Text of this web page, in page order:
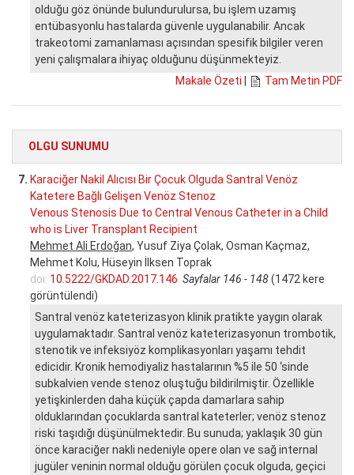
olduğu göz önünde bulundurulursa, bu işlem uzamış
entübasyonlu hastalarda güvenle uygulanabilir. Ancak
trakeotomi zamanlaması açısından spesifik bilgiler veren
yeni çalışmalara ihiyaç olduğunu düşünmekteyiz.
Makale Özeti | Tam Metin PDF
OLGU SUNUMU
7. Karaciğer Nakil Alıcısı Bir Çocuk Olguda Santral Venöz
Katetere Bağlı Gelişen Venöz Stenoz
Venous Stenosis Due to Central Venous Catheter in a Child
who is Liver Transplant Recipient
Mehmet Ali Erdoğan, Yusuf Ziya Çolak, Osman Kaçmaz,
Mehmet Kolu, Hüseyin İlksen Toprak
doi: 10.5222/GKDAD.2017.146 Sayfalar 146 - 148(1472 kere
görüntülendi)
Santral venöz kateterizasyon klinik pratikte yaygın olarak
uygulamaktadır. Santral venöz kateterizasyonun trombotik,
stenotik ve infeksiyöz komplikasyonları yaşamı tehdit
edicidir. Kronik hemodiyaliz hastalarının %5 ile 50 ‘sinde
subkalvien vende stenoz oluştuğu bildirilmiştir. Özellikle
yetişkinlerden daha küçük çapda damarlara sahip
olduklarından çocuklarda santral kateterler; venöz stenoz
riski taşıdığı düşünülmektedir. Bu sunuda; yaklaşık 30 gün
önce karaciğer nakli nedeniyle opere olan ve sağ internal
jugüler veninin normal olduğu görülen çocuk olguda, geçici